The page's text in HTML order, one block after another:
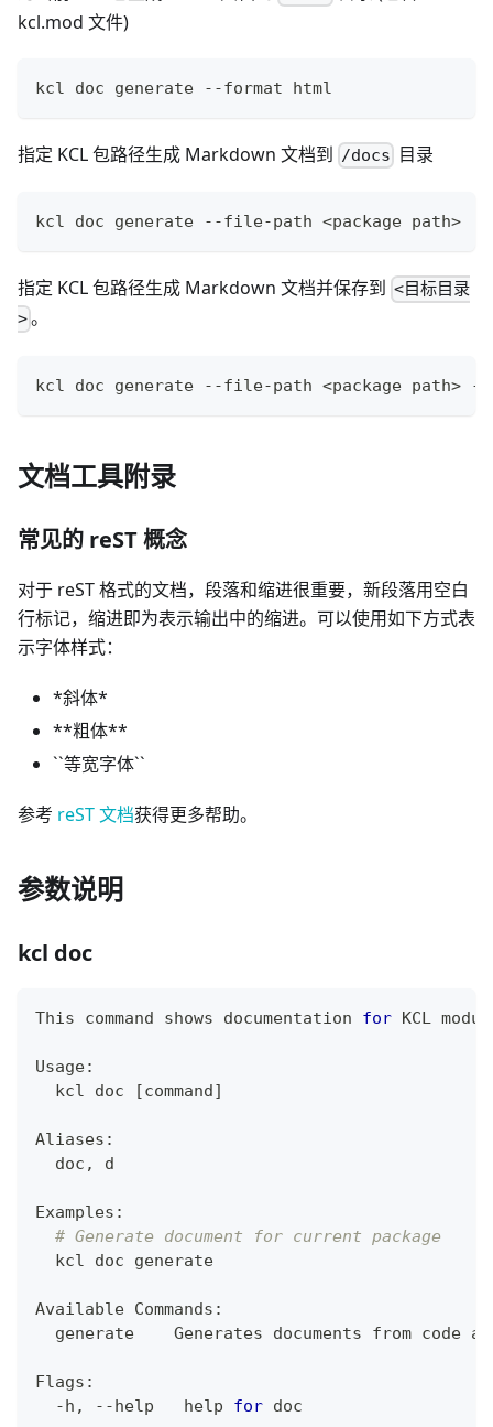
kcl.mod 文件)
kcl doc generate --format html
指定 KCL 包路径生成 Markdown 文档到 /docs 目录
kcl doc generate --file-path <package path>
指定 KCL 包路径生成 Markdown 文档并保存到 <目标目录
>。
kcl doc generate --file-path <package path> --
文档工具附录
常见的 reST 概念
对于 reST 格式的文档，段落和缩进很重要，新段落用空白
行标记，缩进即为表示输出中的缩进。可以使用如下方式表
示字体样式：
*斜体*
**粗体**
``等宽字体``
参考 reST 文档获得更多帮助。
参数说明
kcl doc
This command shows documentation for KCL
Usage:
  kcl doc
[command]
Aliases:
  doc, d
Examples:
# Generate document for current package
  kcl doc generate
Available Commands:
generate    Generates documents from code
Flags:
  -h, --help
help for doc